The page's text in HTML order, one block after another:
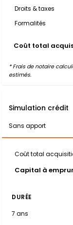
Droits & taxes
Formalités
Coût total
* Frais de notaire
estimés.
Simulation crédit
Sans apport
Coût total
Capital à
DURÉE
7 ans